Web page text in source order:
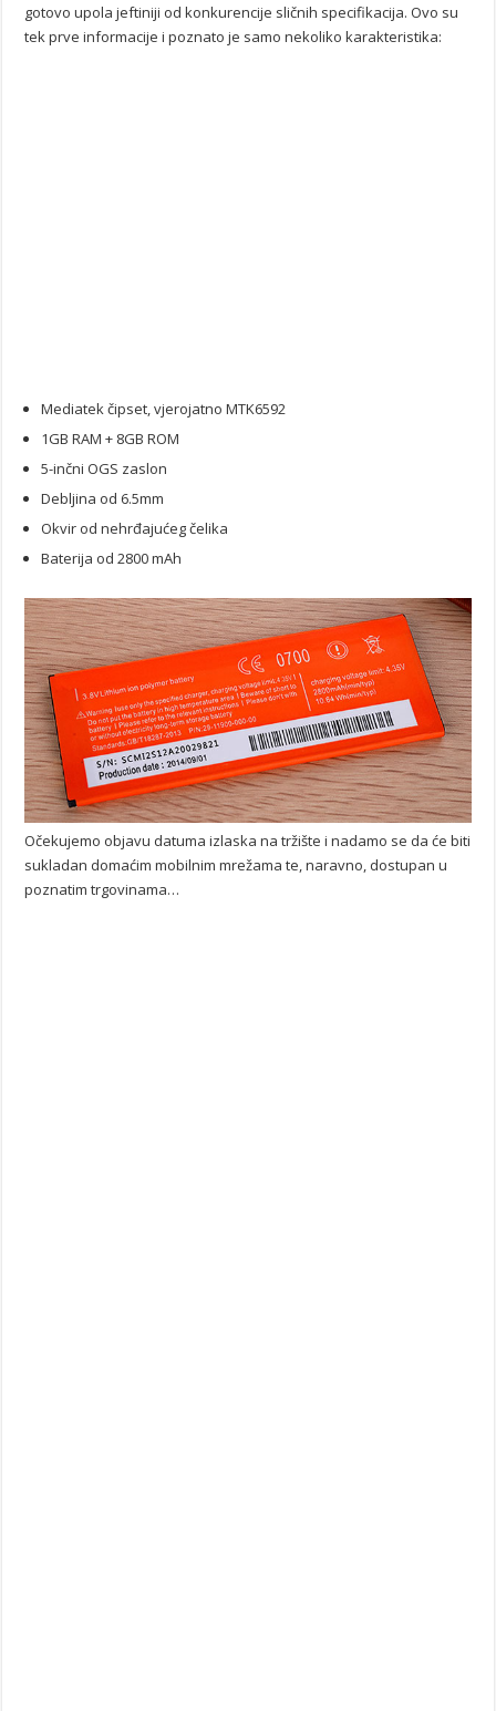
gotovo upola jeftiniji od konkurencije sličnih specifikacija. Ovo su
tek prve informacije i poznato je samo nekoliko karakteristika:
Mediatek čipset, vjerojatno MTK6592
1GB RAM + 8GB ROM
5-inčni OGS zaslon
Debljina od 6.5mm
Okvir od nehrđajućeg čelika
Baterija od 2800 mAh
Očekujemo objavu datuma izlaska na tržište i nadamo se da će biti
sukladan domaćim mobilnim mrežama te, naravno, dostupan u
poznatim trgovinama…